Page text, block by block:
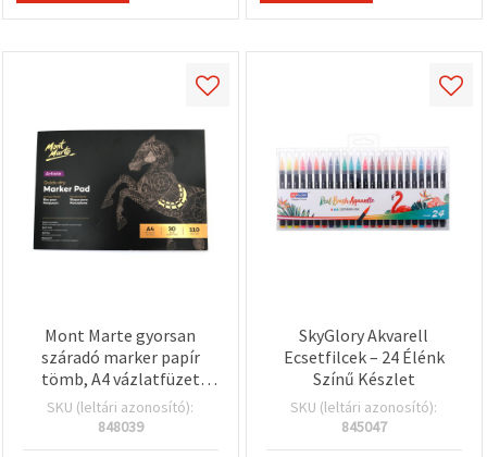
Mont Marte gyorsan
száradó marker papír
tömb, A4 vázlatfüzet
markerekhez, 110 g/m²,
30 lap, 297 × 210 mm
SKU (leltári azonosító):
848039
SkyGlory Akvarell
Ecsetfilcek – 24 Élénk
Színű Készlet
SKU (leltári azonosító):
845047